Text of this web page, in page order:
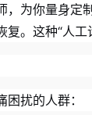
，为你量身定
。这种“人
扰的人群：